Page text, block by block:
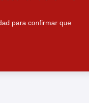
para confirmar que